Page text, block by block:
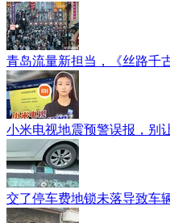
青岛流量新担当，《丝路千
小米电视地震预警误报，别
交了停车费地锁未落导致车